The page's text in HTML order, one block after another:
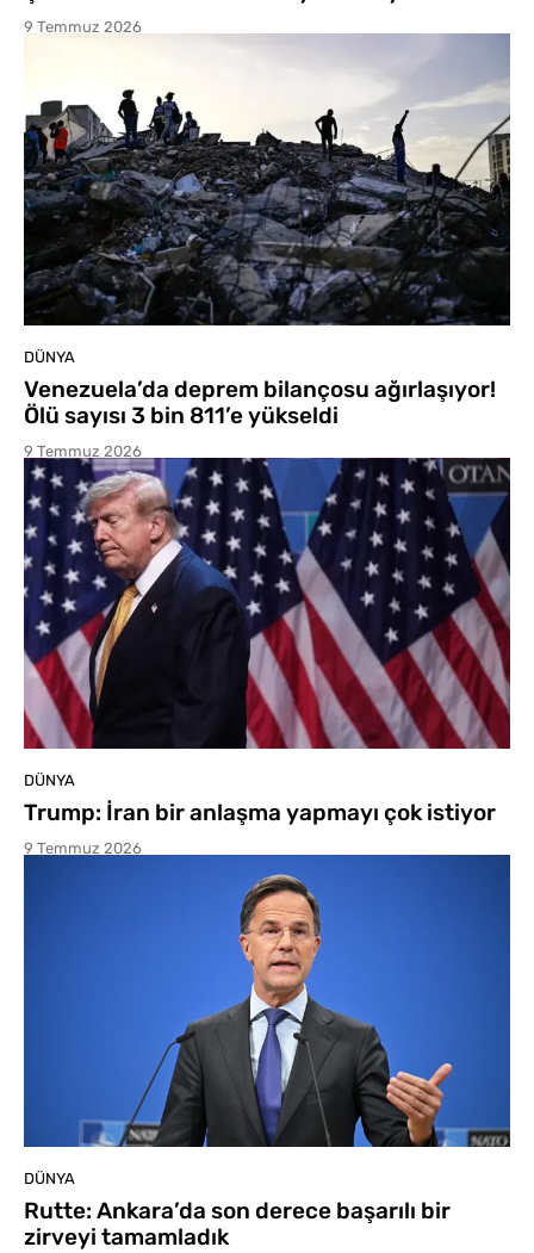
9 Temmuz 2026
DÜNYA
Venezuela’da deprem bilançosu ağırlaşıyor!
Ölü sayısı 3 bin 811’e yükseldi
9 Temmuz 2026
DÜNYA
Trump: İran bir anlaşma yapmayı çok istiyor
9 Temmuz 2026
DÜNYA
Rutte: Ankara’da son derece başarılı bir
zirveyi tamamladık